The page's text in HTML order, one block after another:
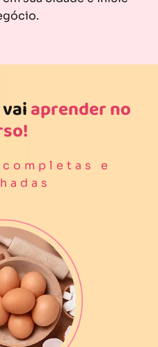
aprender no
e